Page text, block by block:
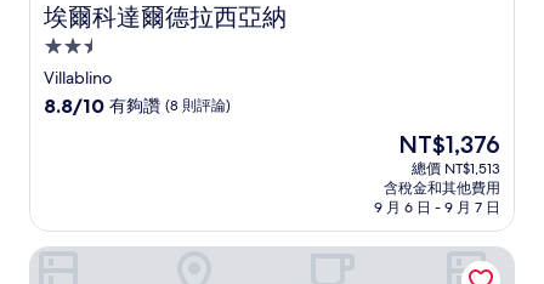
埃爾科達爾德拉西亞納
埃爾科達爾德拉西亞納
2.5
星
級
Villablino
8.8
有
夠
8.8/10 有夠讚 (8 則評論)
現
在
價
格
為
NT$1,376
NT$1,376
總價 NT$1,513
含稅金和其他費用
9 月 6 日 - 9 月 7 日
埃斯特拉達自助餐廳青年旅舍